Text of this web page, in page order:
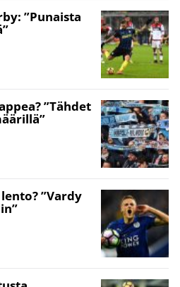
”Punaista
”Tähdet
”Vardy